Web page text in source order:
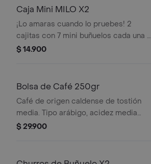
Caja Mini MILO X2
¡Lo amaras cuando lo pruebes! 2
cajitas con 7 mini buñuelos cada una +
topping de Crema Untable MILO. El
$ 14.900
Bolsa de Café 250gr
Café de origen caldense de tostión
media. Tipo arábigo, acidez media
con notas de limón, panela y miel.
$ 29.900